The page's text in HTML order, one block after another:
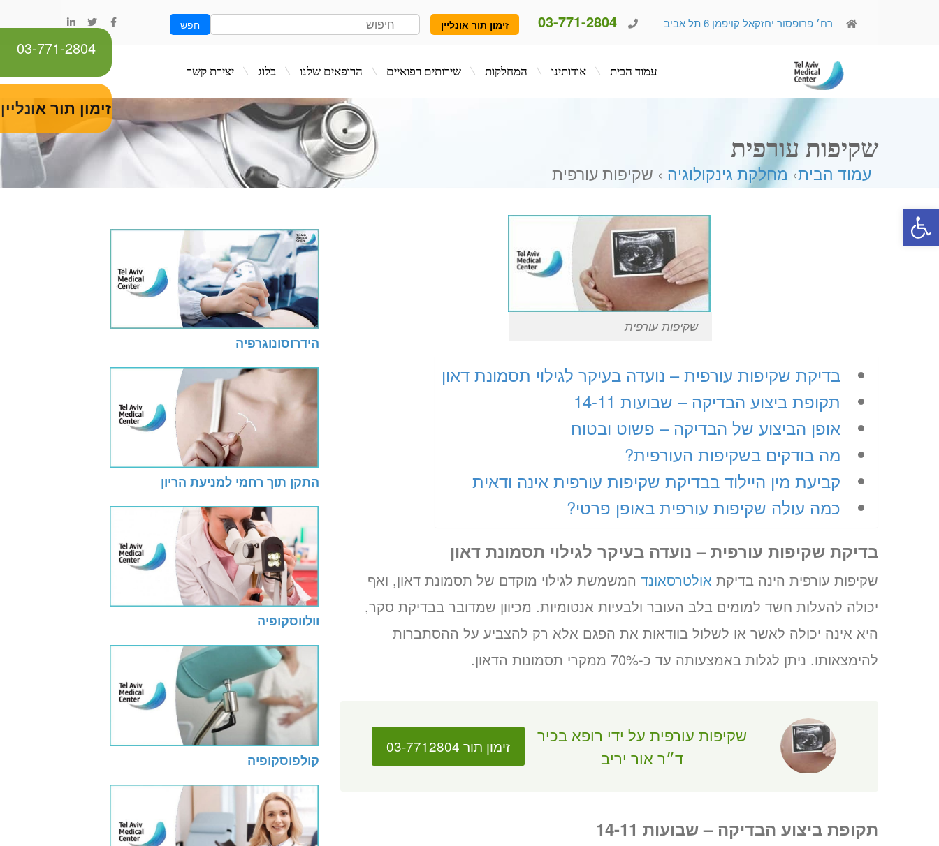
פתח סרגל נגישות
רח׳ פרופסור יחזקאל קויפמן 6 תל אביב 03-771-2804 זימון תור אונליין חפש
שקיפות עורפית
עמוד הבית› מחלקת גינקולוגיה › שקיפות עורפית
שקיפות עורפית
בדיקת שקיפות עורפית – נועדה בעיקר לגילוי תסמונת דאון
תקופת ביצוע הבדיקה – שבועות 14-11
אופן הביצוע של הבדיקה – פשוט ובטוח
מה בודקים בשקיפות העורפית?
קביעת מין היילוד בבדיקת שקיפות עורפית אינה ודאית
כמה עולה שקיפות עורפית באופן פרטי?
בדיקת שקיפות עורפית – נועדה בעיקר לגילוי תסמונת דאון
שקיפות עורפית הינה בדיקת אולטרסאונד המשמשת לגילוי מוקדם של תסמונת דאון, ואף
יכולה להעלות חשד למומים בלב העובר ולבעיות אנטומיות. מכיוון שמדובר בבדיקת סקר,
היא אינה יכולה לאשר או לשלול בוודאות את הפגם אלא רק להצביע על ההסתברות
להימצאותו. ניתן לגלות באמצעותה עד כ-70% ממקרי תסמונות הדאון.
שקיפות עורפית על ידי רופא בכיר
ד״ר אור יריב
זימון תור 03-7712804
תקופת ביצוע הבדיקה – שבועות 14-11
הידרוסונוגרפיה
התקן תוך רחמי למניעת הריון
וולווסקופיה
קולפוסקופיה
זימון תור אונליין
03-771-2804